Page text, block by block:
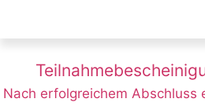
Nach erfolgreichem Abschluss